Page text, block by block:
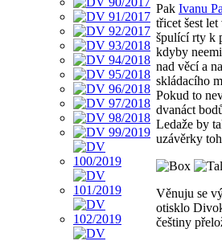
Pak Ivanu
třicet šest
špulící rty k
kdyby
nad věcí a
skládacího
Pokud to
dvanáct
Ledaže by
uzávěrky
Věnuju se
otisklo
češtiny